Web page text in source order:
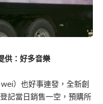
：好多音樂
）也好事連發，全新創
記當日銷售一空，預購所